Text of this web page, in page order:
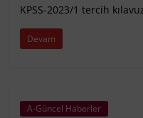
KPSS-2023/1 tercih
Devam
A-Güncel Haberler